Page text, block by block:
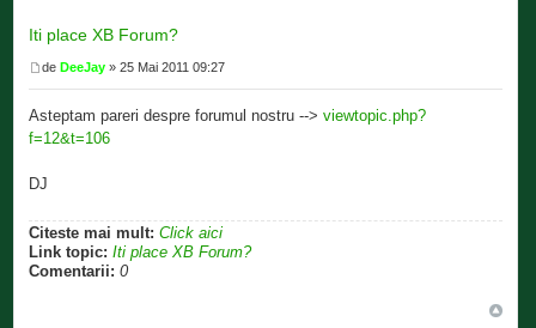
Iti place XB Forum?
deDeeJay » 25 Mai 2011 09:27
Asteptam pareri despre forumul nostru -->viewtopic.php?
f=12&t=106
DJ
Citeste mai mult: Click aici
Link topic: Iti place XB Forum?
Comentarii: 0